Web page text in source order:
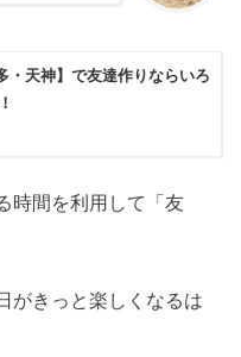
・天神】で友達作りならいろ
時間を利用して「友
がきっと楽しくなるは